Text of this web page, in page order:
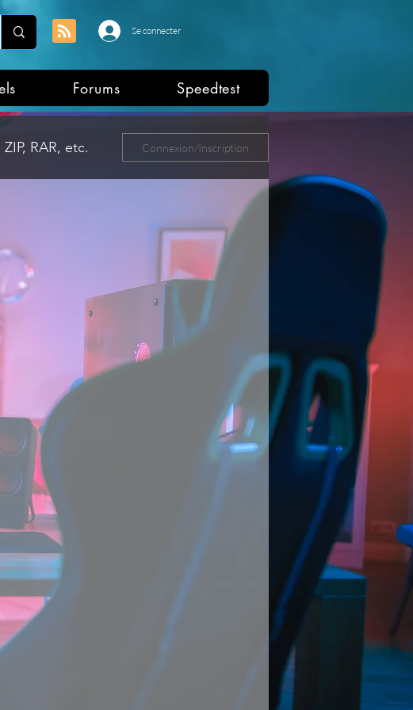
Se connecter
Forums Speedtest
RAR, etc.
ligne
Connexion/Inscription